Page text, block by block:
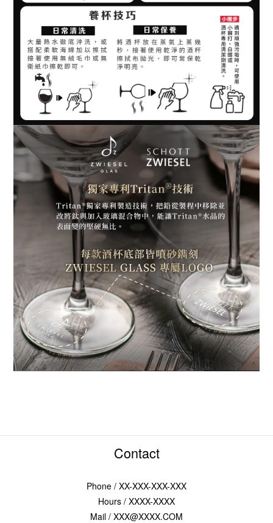
Contact
Phone / XX-XXX-XXX-XXX
Hours / XXXX-XXXX
Mail / XXX@XXXX.COM